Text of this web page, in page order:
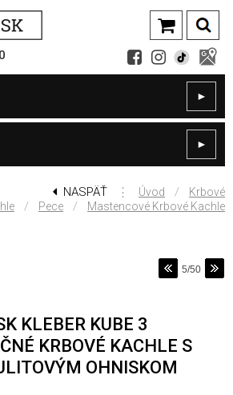
►
►
NASPÄŤ ⋮ Úvod /
Krbové
/ Pece / Mastencové Krbové Kachle
5/50
KLEBER KUBE 3
KRBOVÉ KACHLE S
OHNISKOM